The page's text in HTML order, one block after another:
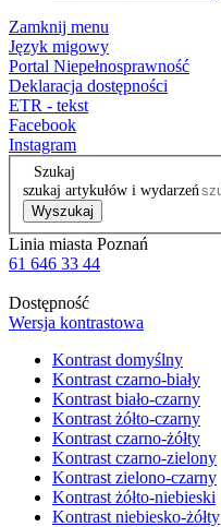
Zamknij menu
Język migowy
Portal Niepełnosprawność
Deklaracja dostępności
ETR - tekst
Facebook
Instagram
Szukaj
szukaj artykułów i wydarzeń
Wyszukaj
Linia miasta Poznań
61 646 33 44
Dostępność
Wersja kontrastowa
Kontrast domyślny
Kontrast czarno-biały
Kontrast biało-czarny
Kontrast żółto-czarny
Kontrast czarno-żółty
Kontrast czarno-zielony
Kontrast zielono-czarny
Kontrast żółto-niebieski
Kontrast niebiesko-żółty